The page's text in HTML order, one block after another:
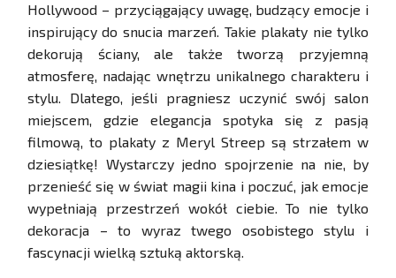
Hollywood – przyciągający uwagę, budzący emocje i
inspirujący do snucia marzeń. Takie plakaty nie tylko
dekorują ściany, ale także tworzą przyjemną
atmosferę, nadając wnętrzu unikalnego charakteru i
stylu. Dlatego, jeśli pragniesz uczynić swój salon
miejscem, gdzie elegancja spotyka się z pasją
filmową, to plakaty z Meryl Streep są strzałem w
dziesiątkę! Wystarczy jedno spojrzenie na nie, by
przenieść się w świat magii kina i poczuć, jak emocje
wypełniają przestrzeń wokół ciebie. To nie tylko
dekoracja – to wyraz twego osobistego stylu i
fascynacji wielką sztuką aktorską.